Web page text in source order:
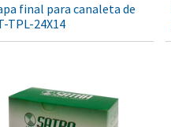
final para canaleta de
TPL-24X14